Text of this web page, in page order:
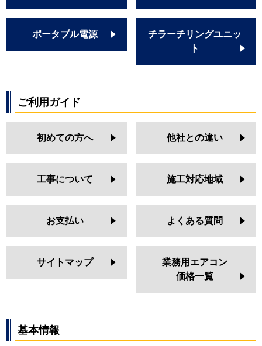
ポータブル電源
チラーチリングユニッ
ト
ご利用ガイド
初めての方へ 他社との違い
工事について 施工対応地域
お支払い よくある質問
サイトマップ
業務用エアコン
価格一覧
基本情報